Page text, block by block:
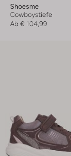
Shoesme
Cowboystiefel
Ab € 104,99